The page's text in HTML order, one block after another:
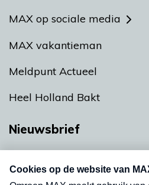
MAX op sociale media
MAX vakantieman
Meldpunt Actueel
Heel Holland Bakt
Nieuwsbrief
nieuwsbrief. Elke vrijdag-